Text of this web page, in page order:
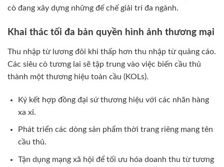
cò đang xây dựng những đế chế giải trí đa ngành.
Khai thác tối đa bản quyền hình ảnh thương mại
Thu nhập từ lương đôi khi thấp hơn thu nhập từ quảng cáo.
Các siêu cò tương lai sẽ tập trung vào việc biến cầu thủ
thành một thương hiệu toàn cầu (KOLs).
Ký kết hợp đồng đại sứ thương hiệu với các nhãn hàng
xa xỉ.
Phát triển các dòng sản phẩm thời trang riêng mang tên
cầu thủ.
Tận dụng mạng xã hội để tối ưu hóa doanh thu từ tương